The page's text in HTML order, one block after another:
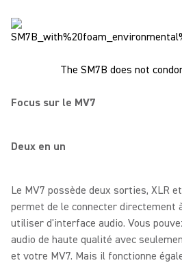
The SM7B does not
Focus sur le MV7
Deux en un
Le MV7 possède deux sorties, XLR
permet de le connecter directement
utiliser d'interface audio. Vous
audio de haute qualité avec
et votre MV7. Mais il fonctionne